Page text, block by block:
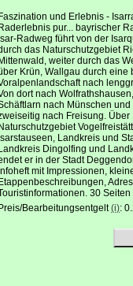
Faszination und Erlebnis -
Raderlebnis pur... bayrischer
Isar-Radweg führt von der
das Naturschutzgebiet
Mittenwald, weiter durch das
Krün, Wallgau durch eine
nach
dort nach
nach Münschen und
nach Freisung.
Naturschutzgebiet
Isarstauseen, Landkreis und
Landkreis Dingolfing und
er in der Stadt
Infoheft mit Impressionen,
Etappenbeschreibungen,
30
Preis/Bearbeitungsentgelt(i):